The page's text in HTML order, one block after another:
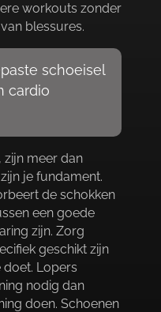
workouts zonder
blessures.​
schoeisel
cardio
zijn meer dan
je fundament.​
de schokken
een goede
zijn.​ Zorg
geschikt zijn
Lopers
nodig dan
doen.​ Schoenen